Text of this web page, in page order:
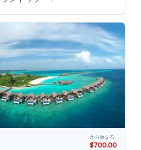
から始まる
$700.00